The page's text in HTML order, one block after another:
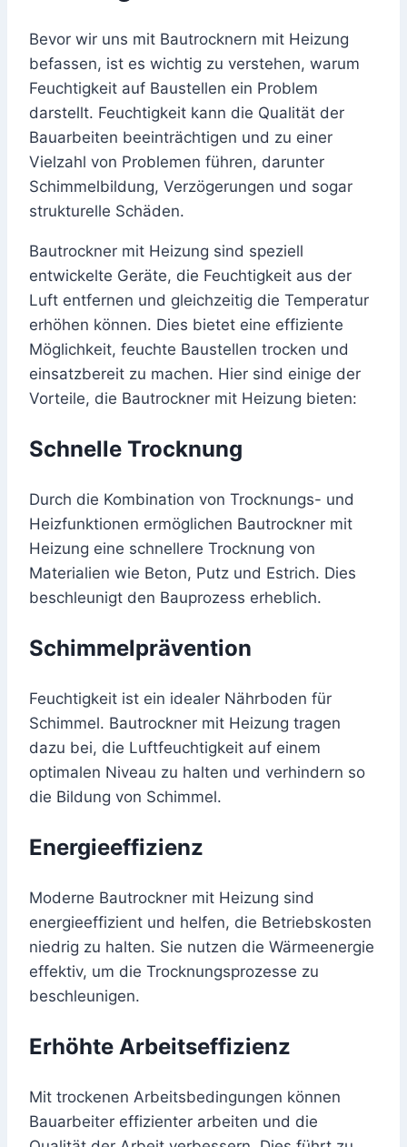
Bevor wir uns mit Bautrocknern mit Heizung
befassen, ist es wichtig zu verstehen, warum
Feuchtigkeit auf Baustellen ein Problem
darstellt. Feuchtigkeit kann die Qualität der
Bauarbeiten beeinträchtigen und zu einer
Vielzahl von Problemen führen, darunter
Schimmelbildung, Verzögerungen und sogar
strukturelle Schäden.
Bautrockner mit Heizung sind speziell
entwickelte Geräte, die Feuchtigkeit aus der
Luft entfernen und gleichzeitig die Temperatur
erhöhen können. Dies bietet eine effiziente
Möglichkeit, feuchte Baustellen trocken und
einsatzbereit zu machen. Hier sind einige der
Vorteile, die Bautrockner mit Heizung bieten:
Schnelle Trocknung
Durch die Kombination von Trocknungs- und
Heizfunktionen ermöglichen Bautrockner mit
Heizung eine schnellere Trocknung von
Materialien wie Beton, Putz und Estrich. Dies
beschleunigt den Bauprozess erheblich.
Schimmelprävention
Feuchtigkeit ist ein idealer Nährboden für
Schimmel. Bautrockner mit Heizung tragen
dazu bei, die Luftfeuchtigkeit auf einem
optimalen Niveau zu halten und verhindern so
die Bildung von Schimmel.
Energieeffizienz
Moderne Bautrockner mit Heizung sind
energieeffizient und helfen, die Betriebskosten
niedrig zu halten. Sie nutzen die Wärmeenergie
effektiv, um die Trocknungsprozesse zu
beschleunigen.
Erhöhte Arbeitseffizienz
Mit trockenen Arbeitsbedingungen können
Bauarbeiter effizienter arbeiten und die